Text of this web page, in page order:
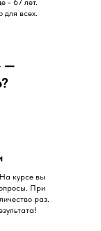
- 67 лет.
для всех.
—
курсе вы
При
раз.